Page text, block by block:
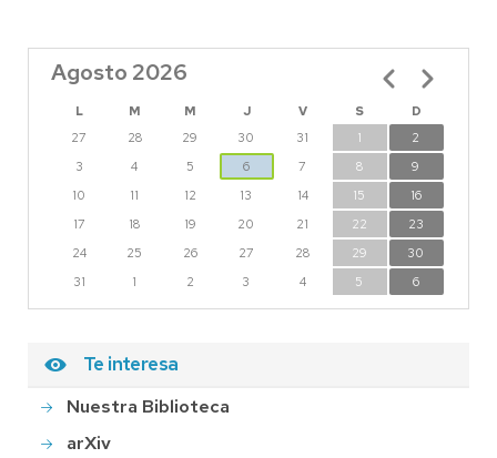
Agosto 2026
L M M J V S
D
27
28 29 30 31 1
2
3
4 5 6 7 8
9
10
11 12 13 14 15
16
17
18 19 20 21 22
23
24
25 26 27 28 29
30
31
1 2 3 4 5 6
Paginación
Te interesa
Nuestra Biblioteca
arXiv